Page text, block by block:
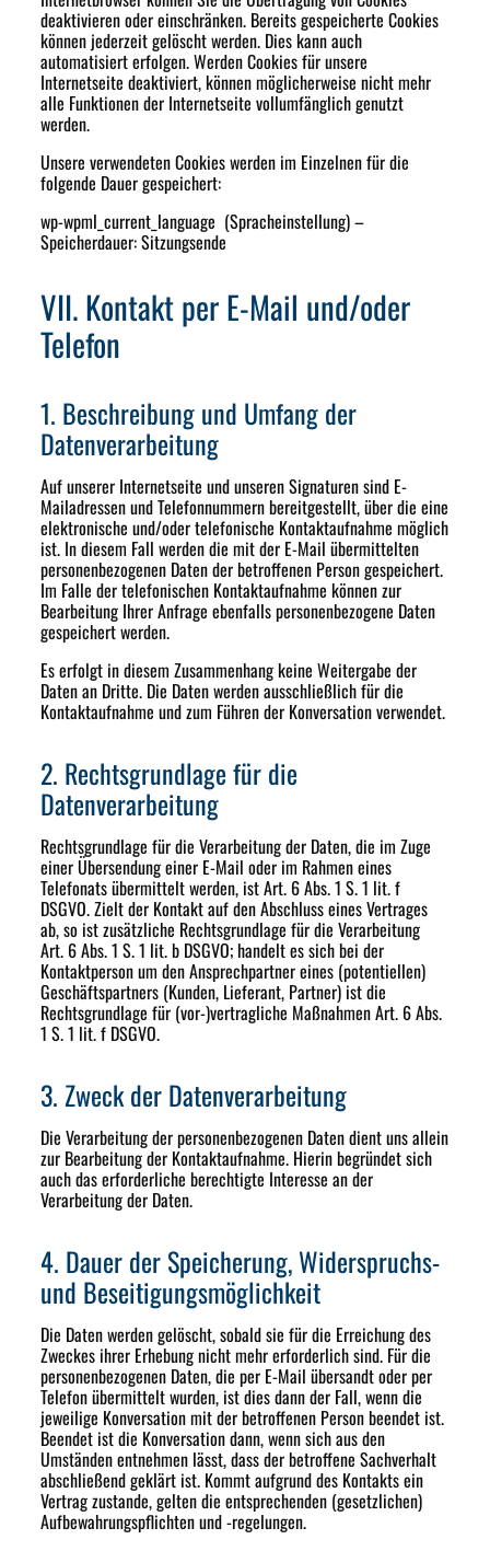
deaktivieren oder einschränken. Bereits gespeicherte Cookies
können jederzeit gelöscht werden. Dies kann auch
automatisiert erfolgen. Werden Cookies für unsere
Internetseite deaktiviert, können möglicherweise nicht mehr
alle Funktionen der Internetseite vollumfänglich genutzt
werden.
Unsere verwendeten Cookies werden im Einzelnen für die
folgende Dauer gespeichert:
wp-wpml_current_language (Spracheinstellung) –
Speicherdauer: Sitzungsende
VII. Kontakt per E-Mail und/oder
Telefon
1. Beschreibung und Umfang der
Datenverarbeitung
Auf unserer Internetseite und unseren Signaturen sind E-
Mailadressen und Telefonnummern bereitgestellt, über die eine
elektronische und/oder telefonische Kontaktaufnahme möglich
ist. In diesem Fall werden die mit der E-Mail übermittelten
personenbezogenen Daten der betroffenen Person gespeichert.
Im Falle der telefonischen Kontaktaufnahme können zur
Bearbeitung Ihrer Anfrage ebenfalls personenbezogene Daten
gespeichert werden.
Es erfolgt in diesem Zusammenhang keine Weitergabe der
Daten an Dritte. Die Daten werden ausschließlich für die
Kontaktaufnahme und zum Führen der Konversation verwendet.
2. Rechtsgrundlage für die
Datenverarbeitung
Rechtsgrundlage für die Verarbeitung der Daten, die im Zuge
einer Übersendung einer E-Mail oder im Rahmen eines
Telefonats übermittelt werden, ist Art. 6 Abs. 1 S. 1 lit. f
DSGVO. Zielt der Kontakt auf den Abschluss eines Vertrages
ab, so ist zusätzliche Rechtsgrundlage für die Verarbeitung
Art. 6 Abs. 1 S. 1 lit. b DSGVO; handelt es sich bei der
Kontaktperson um den Ansprechpartner eines (potentiellen)
Geschäftspartners (Kunden, Lieferant, Partner) ist die
Rechtsgrundlage für (vor-)vertragliche Maßnahmen Art. 6 Abs.
1 S. 1 lit. f DSGVO.
3. Zweck der Datenverarbeitung
Die Verarbeitung der personenbezogenen Daten dient uns allein
zur Bearbeitung der Kontaktaufnahme. Hierin begründet sich
auch das erforderliche berechtigte Interesse an der
Verarbeitung der Daten.
4. Dauer der Speicherung, Widerspruchs-
und Beseitigungsmöglichkeit
Die Daten werden gelöscht, sobald sie für die Erreichung des
Zweckes ihrer Erhebung nicht mehr erforderlich sind. Für die
personenbezogenen Daten, die per E-Mail übersandt oder per
Telefon übermittelt wurden, ist dies dann der Fall, wenn die
jeweilige Konversation mit der betroffenen Person beendet ist.
Beendet ist die Konversation dann, wenn sich aus den
Umständen entnehmen lässt, dass der betroffene Sachverhalt
abschließend geklärt ist. Kommt aufgrund des Kontakts ein
Vertrag zustande, gelten die entsprechenden (gesetzlichen)
Aufbewahrungspflichten und -regelungen.